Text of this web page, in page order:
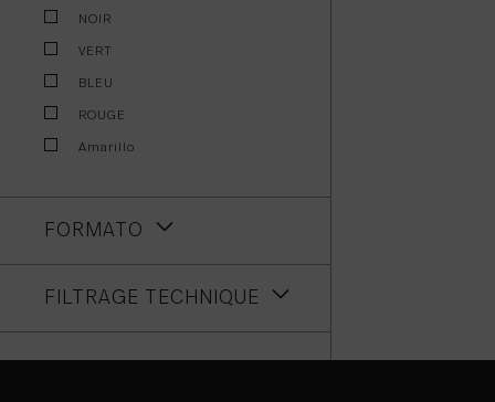
NOIR
VERT
BLEU
ROUGE
Amarillo
FORMATO
FILTRAGE TECHNIQUE